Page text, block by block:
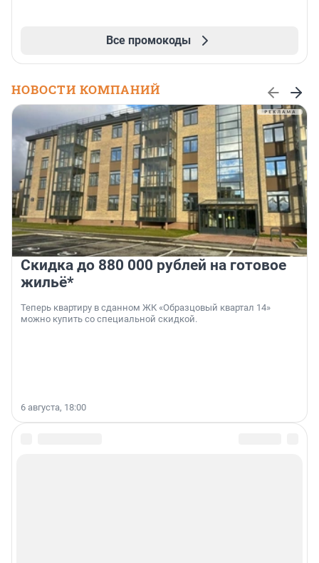
Все промокоды
НОВОСТИ КОМПАНИЙ
Скидка до 880 000 рублей на готовое
жильё*
Теперь квартиру в сданном ЖК «Образцовый квартал 14»
можно купить со специальной скидкой.
6 августа, 18:00